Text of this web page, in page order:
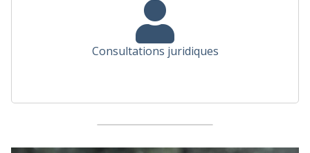
Consultations juridiques